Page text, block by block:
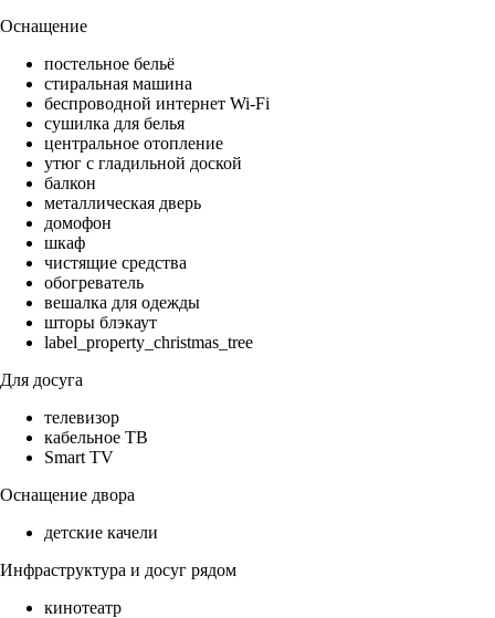
Оснащение
постельное бельё
стиральная машина
беспроводной интернет Wi-Fi
сушилка для белья
центральное отопление
утюг с гладильной доской
балкон
металлическая дверь
домофон
шкаф
чистящие средства
обогреватель
вешалка для одежды
шторы блэкаут
label_property_christmas_tree
Для досуга
телевизор
кабельное ТВ
Smart TV
Оснащение двора
детские качели
Инфраструктура и досуг рядом
кинотеатр